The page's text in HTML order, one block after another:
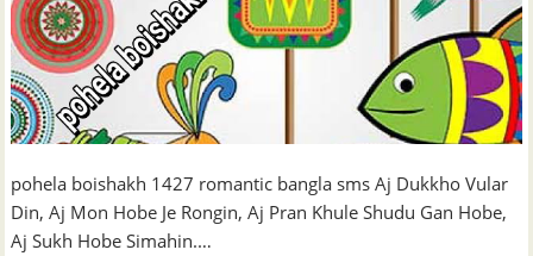
pohela boishakh 1427 romantic bangla sms Aj Dukkho Vular
Din, Aj Mon Hobe Je Rongin, Aj Pran Khule Shudu Gan Hobe,
Aj Sukh Hobe Simahin.…